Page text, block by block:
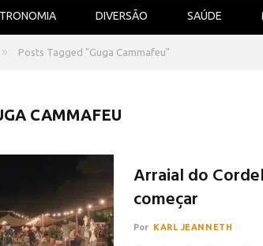
DIVERSÃO SAÚDE
» Posts Tagged "Guga Cammafeu"
CAMMAFEU
Arraial do
começar
Por KARL JEANNETH